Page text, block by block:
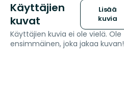
Käyttäjien
kuvat
Lisää
kuvia
Käyttäjien kuvia ei ole vielä. Ole
ensimmäinen, joka jakaa kuvan!